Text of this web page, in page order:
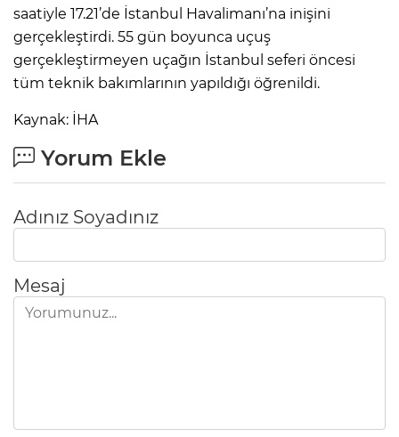
saatiyle 17.21’de İstanbul Havalimanı’na inişini
gerçekleştirdi. 55 gün boyunca uçuş
gerçekleştirmeyen uçağın İstanbul seferi öncesi
tüm teknik bakımlarının yapıldığı öğrenildi.
Kaynak: İHA
Yorum Ekle
Adınız Soyadınız
Mesaj